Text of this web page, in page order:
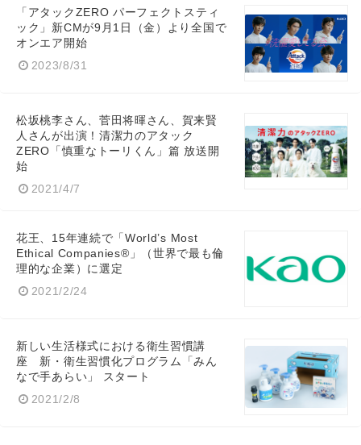
「アタックZERO パーフェクトスティ
ック」新CMが9月1日（金）より全国で
オンエア開始
2023/8/31
松坂桃李さん、菅田将暉さん、賀来賢
人さんが出演！清潔力のアタック
ZERO「慎重なトーリくん」篇 放送開
始
2021/4/7
花王、15年連続で「World’s Most
Ethical Companies®」（世界で最も倫
理的な企業）に選定
2021/2/24
新しい生活様式における衛生習慣講
座 新・衛生習慣化プログラム「みん
なで手あらい」 スタート
2021/2/8
Japanese
English